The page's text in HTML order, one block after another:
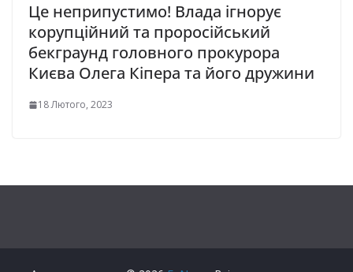
Це неприпустимо! Влада ігнорує
корупційний та проросійський
бекграунд головного прокурора
Києва Олега Кіпера та його дружини
18 Лютого, 2023